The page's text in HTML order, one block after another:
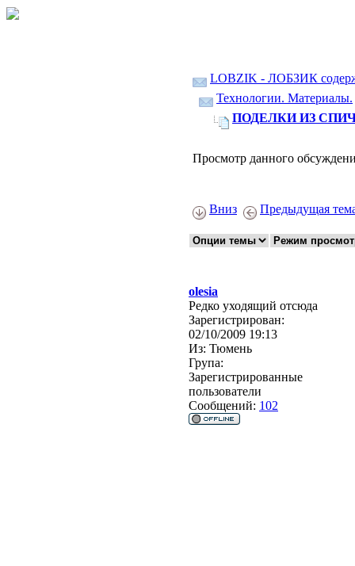
LOBZIK - ЛОБЗИК
Технологии. Материалы.
ПОДЕЛКИ ИЗ
Просмотр данного
Вниз Предыдущая
olesia
Редко уходящий отсюда
Зарегистрирован:
02/10/2009 19:13
Из: Тюмень
Група:
Зарегистрированные
пользователи
Сообщений: 102